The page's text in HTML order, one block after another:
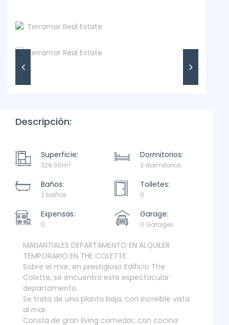
Descripción:
Superficie:
326.00m2
Dormitorios:
3 dormitorios
Baños:
2 baños
Toiletes:
0
Expensas:
0
Garage:
0 Garages
MANANTIALES DEPARTAMENTO EN ALQUILER
TEMPORARIO EN THE COLETTE
Sobre el mar, en prestigioso Edificio The
Colette, se encuentra este espectacular
departamento.
Se trata de una planta baja, con increible vista
al mar.
Consta de gran living comedor, con cocina